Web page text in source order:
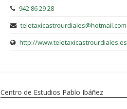
942 86 29 28
teletaxicastrourdiales@hotmail.com
http://www.teletaxicastrourdiales.es
Centro de Estudios Pablo Ibáñez